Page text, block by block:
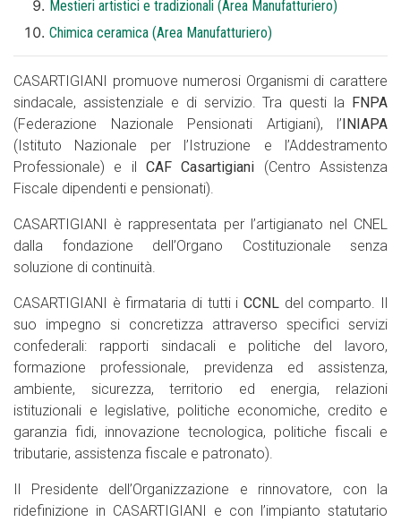
Mestieri artistici e tradizionali (Area Manufatturiero)
Chimica ceramica (Area Manufatturiero)
CASARTIGIANI promuove numerosi Organismi di carattere
sindacale, assistenziale e di servizio. Tra questi la FNPA
(Federazione Nazionale Pensionati Artigiani), l’ INIAPA
(Istituto Nazionale per l’Istruzione e l’Addestramento
Professionale) e il CAF Casartigiani (Centro Assistenza
Fiscale dipendenti e pensionati).
CASARTIGIANI è rappresentata per l’artigianato nel CNEL
dalla fondazione dell’Organo Costituzionale senza
soluzione di continuità.
CASARTIGIANI è firmataria di tutti i CCNL del comparto. Il
suo impegno si concretizza attraverso specifici servizi
confederali: rapporti sindacali e politiche del lavoro,
formazione professionale, previdenza ed assistenza,
ambiente, sicurezza, territorio ed energia, relazioni
istituzionali e legislative, politiche economiche, credito e
garanzia fidi, innovazione tecnologica, politiche fiscali e
tributarie, assistenza fiscale e patronato).
Il Presidente dell’Organizzazione e rinnovatore, con la
ridefinizione in CASARTIGIANI e con l’impianto statutario